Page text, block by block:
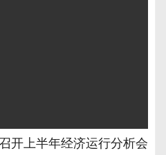
开上半年经济运行分析会